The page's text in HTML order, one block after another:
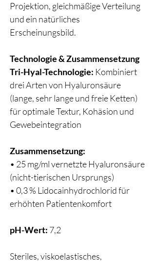
Projektion, gleichmäßige Verteilung
und ein natürliches
Erscheinungsbild.
Technologie & Zusammensetzung
Tri-Hyal-Technologie: Kombiniert
drei Arten von Hyaluronsäure
(lange, sehr lange und freie Ketten)
für optimale Textur, Kohäsion und
Gewebeintegration
Zusammensetzung:
• 25 mg/ml vernetzte Hyaluronsäure
(nicht-tierischen Ursprungs)
• 0,3 % Lidocainhydrochlorid für
erhöhten Patientenkomfort
pH-Wert: 7,2
Steriles, viskoelastisches,